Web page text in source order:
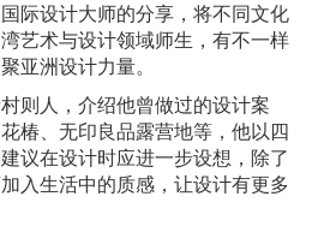
际设计大师的分享，将不同文化
艺术与设计领域师生，有不一样
亚洲设计力量。
则人，介绍他曾做过的设计案
椿、无印良品露营地等，他以四
议在设计时应进一步设想，除了
入生活中的质感，让设计有更多